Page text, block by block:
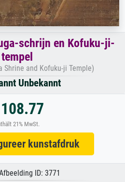
schrijn en Kofuku-ji-
tempel
Shrine and Kofuku-ji Temple)
Unbekannt
21% MwSt.
kunstafdruk
ID: 3771